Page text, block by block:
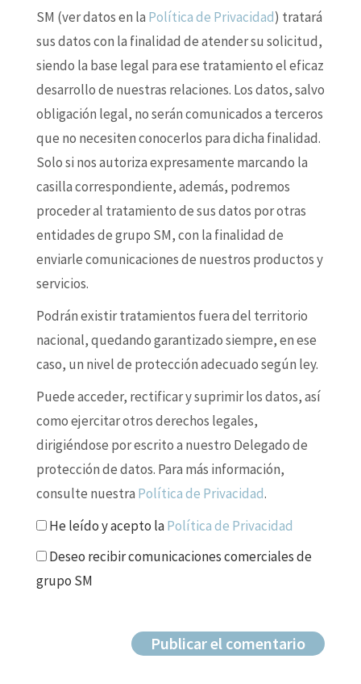
SM (ver datos en la Política de Privacidad) tratará
sus datos con la finalidad de atender su solicitud,
siendo la base legal para ese tratamiento el eficaz
desarrollo de nuestras relaciones. Los datos, salvo
obligación legal, no serán comunicados a terceros
que no necesiten conocerlos para dicha finalidad.
Solo si nos autoriza expresamente marcando la
casilla correspondiente, además, podremos
proceder al tratamiento de sus datos por otras
entidades de grupo SM, con la finalidad de
enviarle comunicaciones de nuestros productos y
servicios.
Podrán existir tratamientos fuera del territorio
nacional, quedando garantizado siempre, en ese
caso, un nivel de protección adecuado según ley.
Puede acceder, rectificar y suprimir los datos, así
como ejercitar otros derechos legales,
dirigiéndose por escrito a nuestro Delegado de
protección de datos. Para más información,
consulte nuestra Política de Privacidad.
He leído y acepto laPolítica de Privacidad
Deseo recibir comunicaciones comerciales de
grupo SM